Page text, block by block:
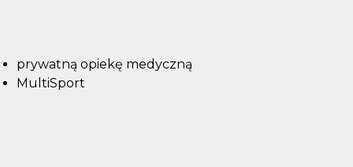
prywatną opiekę medyczną
MultiSport